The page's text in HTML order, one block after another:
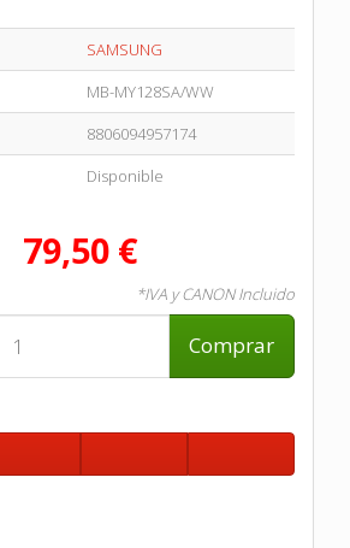
SAMSUNG
MB-MY128SA/WW
8806094957174
Disponible
79,50 €
*IVA y CANON Incluido
Comprar